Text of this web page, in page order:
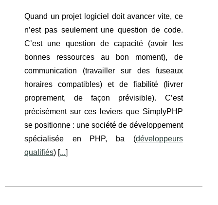
Quand un projet logiciel doit avancer vite, ce
n’est pas seulement une question de code.
C’est une question de capacité (avoir les
bonnes ressources au bon moment), de
communication (travailler sur des fuseaux
horaires compatibles) et de fiabilité (livrer
proprement, de façon prévisible). C’est
précisément sur ces leviers que SimplyPHP
se positionne : une société de développement
spécialisée en PHP, ba (développeurs
qualifiés) [...]